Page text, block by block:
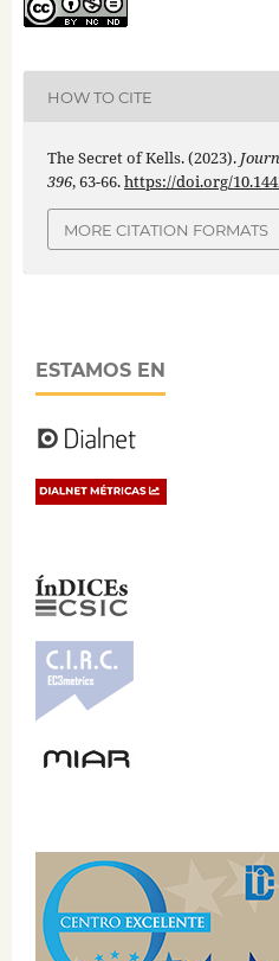
HOW TO CITE
The Secret of Kells. (2023).
396, 63-66.https://doi.org/
MORE CITATION FORMATS
ESTAMOS EN